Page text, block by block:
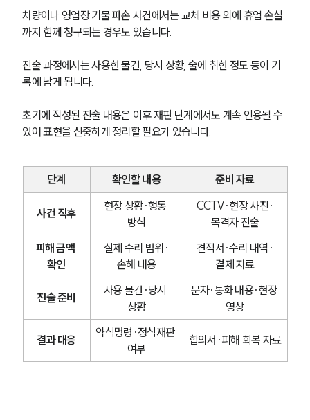
차량이나 영업장 기물 파손 사건에서는 교체 비용 외에 휴업 손실
까지 함께 청구되는 경우도 있습니다.
진술 과정에서는 사용한 물건, 당시 상황, 술에 취한 정도 등이 기
록에 남게 됩니다.
초기에 작성된 진술 내용은 이후 재판 단계에서도 계속 인용될 수
있어 표현을 신중하게 정리할 필요가 있습니다.
단계 확인할 내용 준비 자료
사건 직후
현장 상황·행동
방식
CCTV·현장 사진·
목격자 진술
피해 금액
확인
실제 수리 범위·
손해 내용
견적서·수리 내역·
결제 자료
진술 준비
사용 물건·당시
상황
문자·통화 내용·현장
영상
결과 대응
약식명령·정식재판
여부
합의서·피해 회복 자료